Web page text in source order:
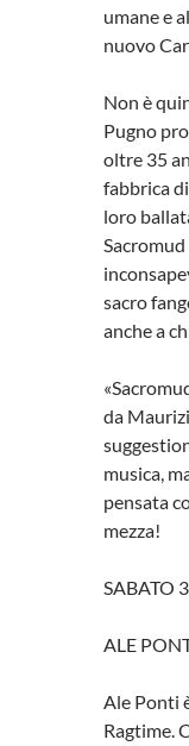
umane e
nuovo
Non è
Pugno
oltre 35
fabbrica
loro
sacro
anche a
da
musica,
pensata
mezza!
SABATO
ALE
Ale Ponti
Ragtime.